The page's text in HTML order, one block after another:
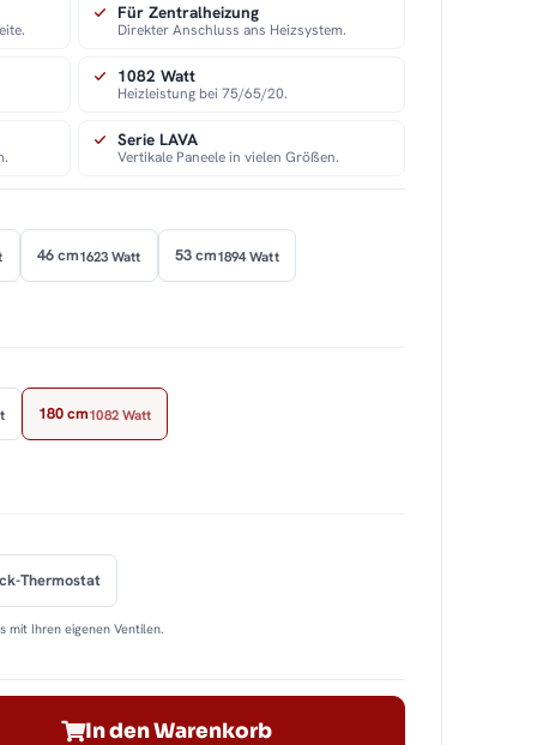
Für Zentralheizung
Direkter Anschluss ans Heizsystem.
1082 Watt
Heizleistung bei 75/65/20.
Serie LAVA
Vertikale Paneele in vielen Größen.
46 cm1623 Watt 53 cm1894 Watt
180 cm1082 Watt
Thermostat
mit Ihren eigenen Ventilen.
In den Warenkorb